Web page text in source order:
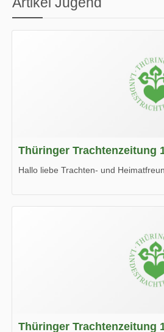
Thüringer Trachtenzeitung
Hallo liebe Trachten- und
Wir wünschen Euch viel Spaß beim
Thüringer Trachtenzeitung